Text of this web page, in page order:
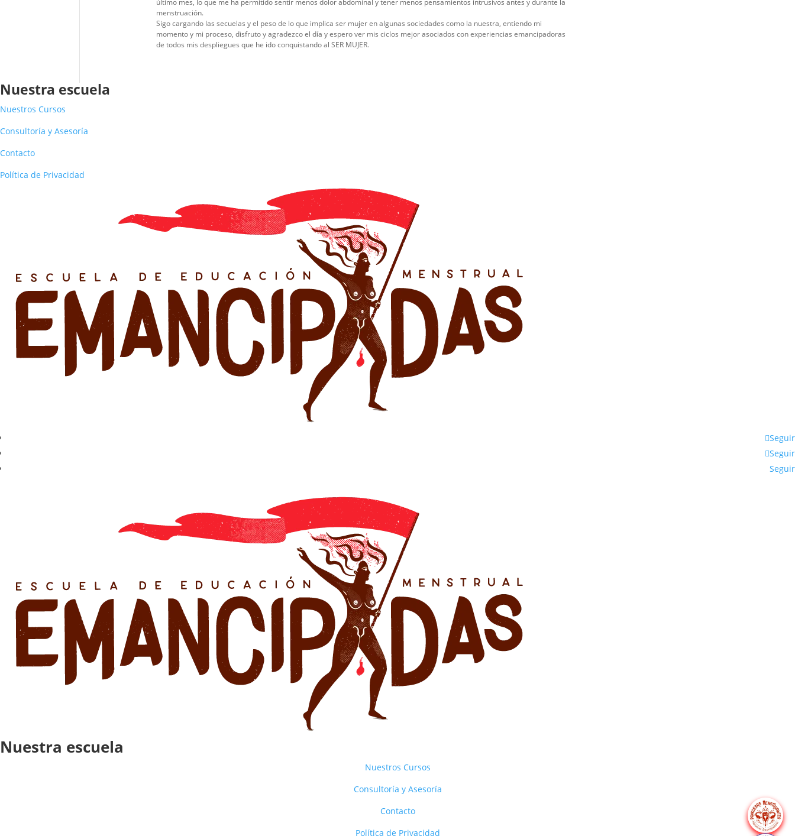
último mes, lo que me ha permitido sentir menos dolor abdominal y tener menos pensamientos intrusivos antes y durante la
menstruación.
Sigo cargando las secuelas y el peso de lo que implica ser mujer en algunas sociedades como la nuestra, entiendo mi
momento y mi proceso, disfruto y agradezco el día y espero ver mis ciclos mejor asociados con experiencias emancipadoras
de todos mis despliegues que he ido conquistando al SER MUJER.
Nuestra escuela
Nuestros Cursos
Consultoría y Asesoría
Contacto
Política de Privacidad
Seguir
Seguir
Seguir
Nuestra escuela
Nuestros Cursos
Consultoría y Asesoría
Contacto
Política de Privacidad